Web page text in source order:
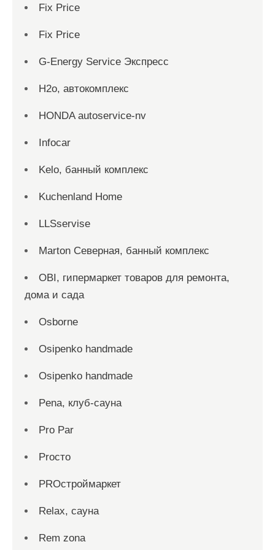
Fix Price
Fix Price
G-Energy Service Экспресс
H2о, автокомплекс
HONDA autoservice-nv
Infocar
Kelo, банный комплекс
Kuchenland Home
LLSservise
Marton Северная, банный комплекс
OBI, гипермаркет товаров для ремонта,
дома и сада
Osborne
Osipenko handmade
Osipenko handmade
Pena, клуб-сауна
Pro Par
Proсто
PROстроймаркет
Relax, сауна
Rem zona